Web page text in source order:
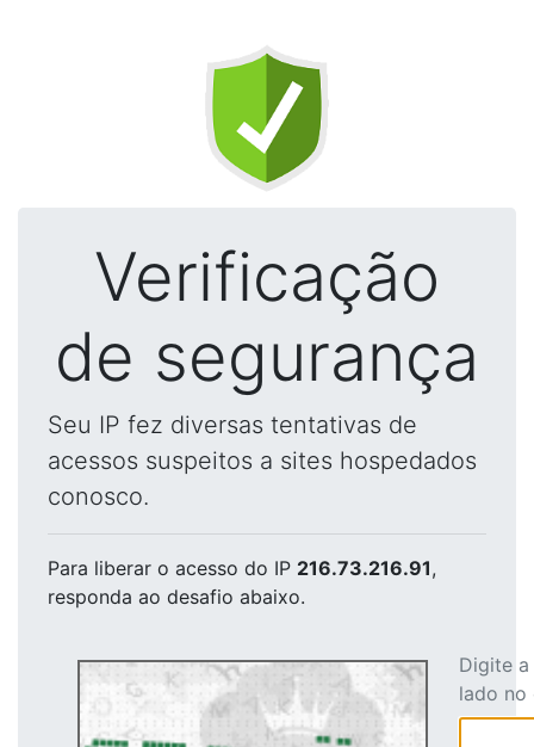
Verificação
de segurança
Seu IP fez diversas tentativas de
acessos suspeitos a sites hospedados
conosco.
Para liberar o acesso do IP 216.73.216.91,
responda ao desafio abaixo.
Digite
lado no